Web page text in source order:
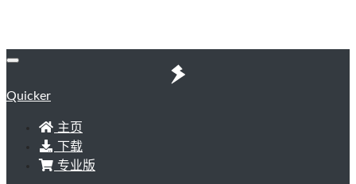
Quicker
主页
下载
专业版